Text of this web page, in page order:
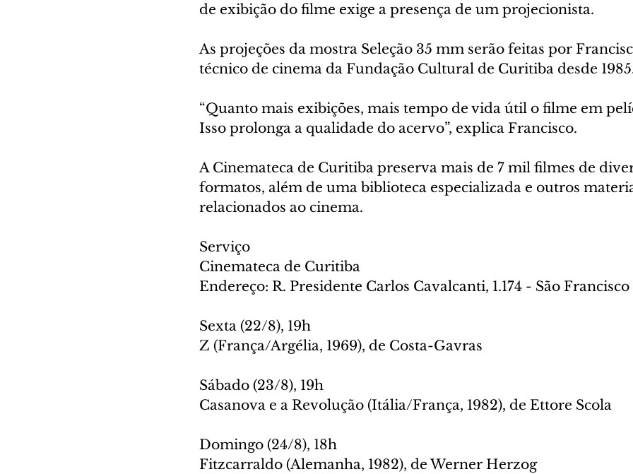
de exibição do filme exige a presença de um projecionista.
As projeções da mostra Seleção 35 mm serão feitas por
técnico de cinema da Fundação Cultural de Curitiba desde
“Quanto mais exibições, mais tempo de vida útil o filme em
Isso prolonga a qualidade do acervo”, explica Francisco.
A Cinemateca de Curitiba preserva mais de 7 mil filmes de
formatos, além de uma biblioteca especializada e outros
relacionados ao cinema.
Serviço
Cinemateca de Curitiba
Endereço: R. Presidente Carlos Cavalcanti, 1.174 - São Francisco
Sexta (22/8), 19h
Z (França/Argélia, 1969), de Costa-Gavras
Sábado (23/8), 19h
Casanova e a Revolução (Itália/França, 1982), de Ettore Scola
Domingo (24/8), 18h
Fitzcarraldo (Alemanha, 1982), de Werner Herzog